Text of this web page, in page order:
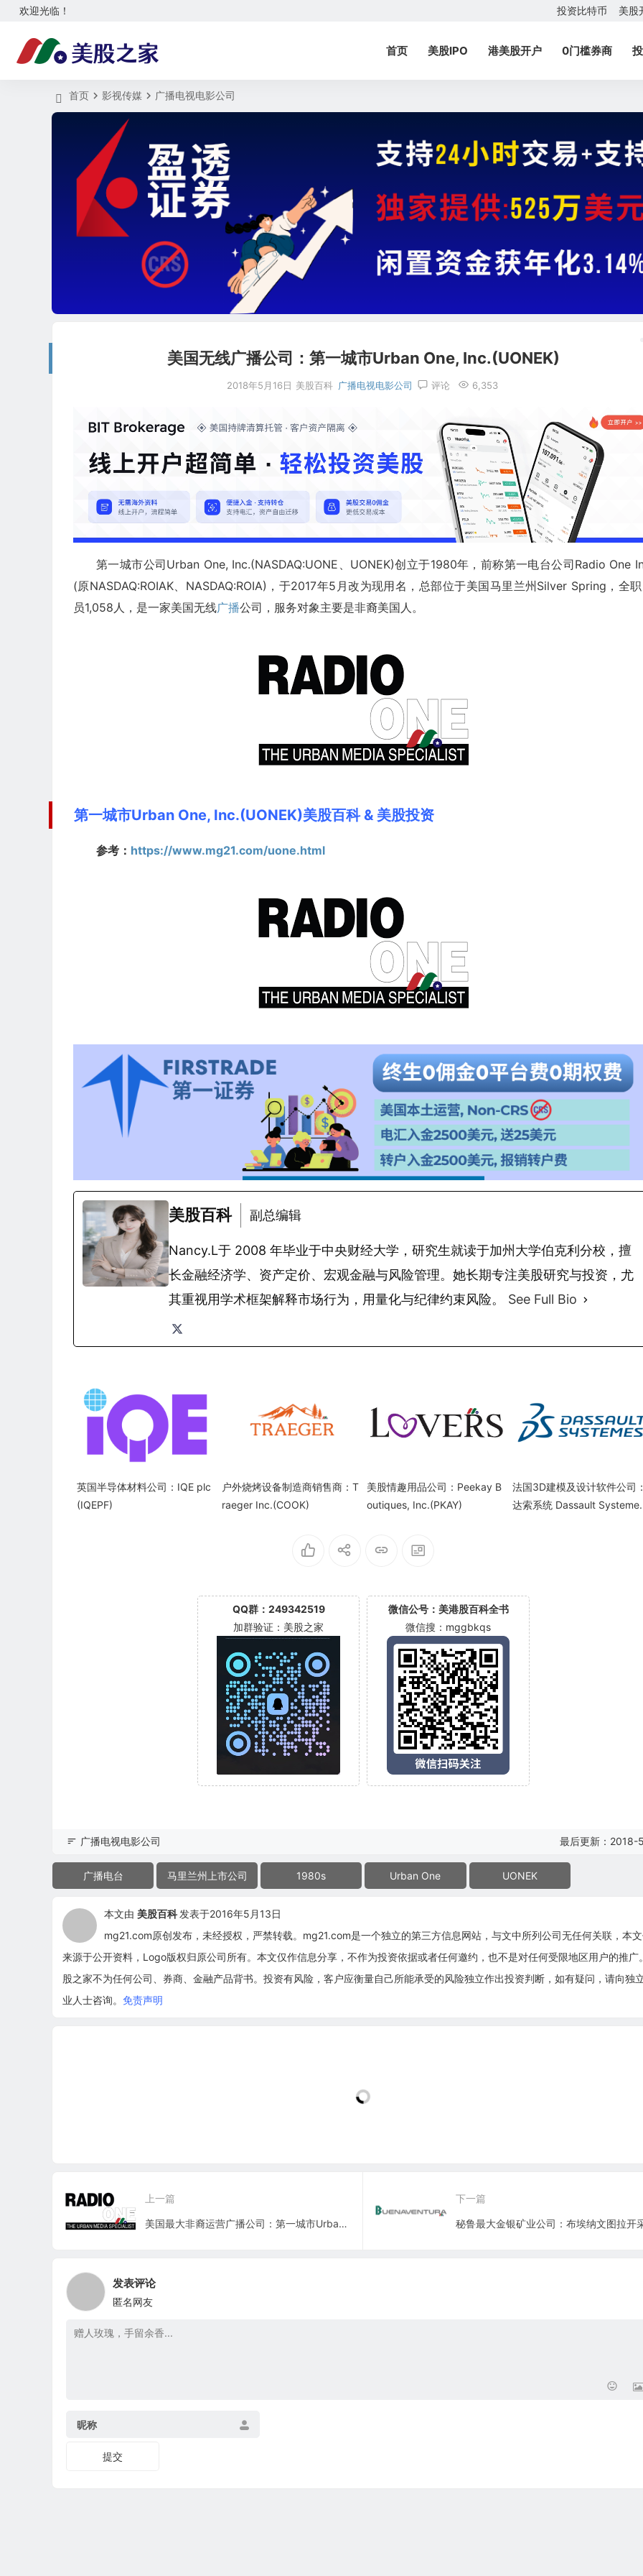
欢迎光临！ 投资比特币 美股
首页 美股IPO 港美股开户 0门槛券商
首页 影视传媒 广播电视电影公司
美国无线广播公司：第一城市Urban One, Inc.(UONEK)
2018年5月16日 美股百科 广播电视电影公司 评论 6,353
第一城市公司Urban One, Inc.(NASDAQ:UONE、UONEK)创立于1980年，前称第一电台公司Radio One
(原NASDAQ:ROIAK、NASDAQ:ROIA)，于2017年5月改为现用名，总部位于美国马里兰州Silver Spring，全
员1,058人，是一家美国无线广播公司，服务对象主要是非裔美国人。
第一城市Urban One, Inc.(UONEK)美股百科 & 美股投资
参考： https://www.mg21.com/uone.html
美股百科 副总编辑
Nancy.L于 2008 年毕业于中央财经大学，研究生就读于加州大学伯克利分校，擅
长金融经济学、资产定价、宏观金融与风险管理。她长期专注美股研究与投资，尤
其重视用学术框架解释市场行为，用量化与纪律约束风险。 See Full Bio
英国半导体材料公司：IQE plc
(IQEPF)
户外烧烤设备制造商销售商：T
raeger Inc.(COOK)
美股情趣用品公司：Peekay B
outiques, Inc.(PKAY)
法国3D建模及设计软件公司
达索系统 Dassault
QQ群：249342519
加群验证：美股之家
微信公号：美港股百科全书
微信搜：mggbkqs
广播电视电影公司 最后更新：2018-
广播电台 马里兰州上市公司 1980s Urban One UONEK
本文由 美股百科 发表于2016年5月13日
mg21.com原创发布，未经授权，严禁转载。mg21.com是一个独立的第三方信息网站，与文中所列公司无任何关联，本
来源于公开资料，Logo版权归原公司所有。本文仅作信息分享，不作为投资依据或者任何邀约，也不是对任何受限地区用户的推广
股之家不为任何公司、券商、金融产品背书。投资有风险，客户应衡量自己所能承受的风险独立作出投资判断，如有疑问，请向独
业人士咨询。 免责声明
上一篇
美国最大非裔运营广播公司：第一城市Urban One, Inc.(UONE)
下一篇
发表评论
匿名网友
昵称